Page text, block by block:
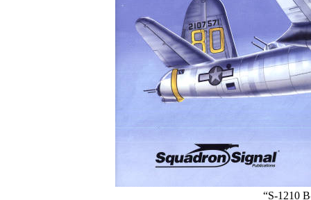
“S-1210